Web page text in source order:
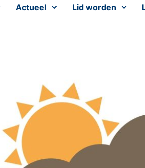
Actueel Lid worden